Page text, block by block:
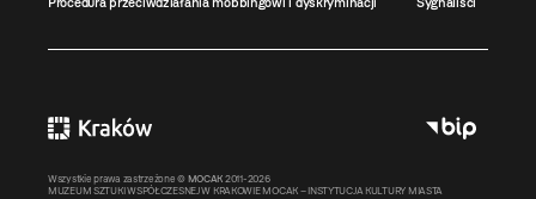
Wszystkie prawa zastrzeżone © MOCAK 2011-2026
MUZEUM SZTUKI WSPÓŁCZESNEJ W KRAKOWIE MOCAK – INSTYTUCJA KULTURY MIASTA